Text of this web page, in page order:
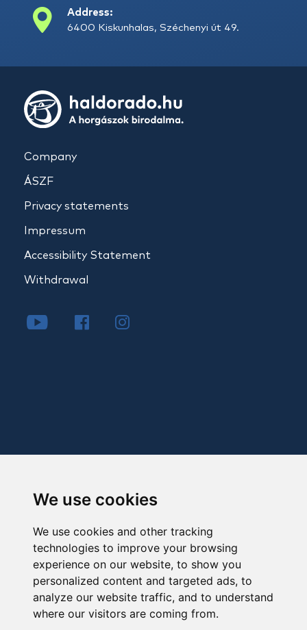
We use cookies
We use cookies and other tracking
technologies to improve your browsing
experience on our website, to show you
personalized content and targeted ads, to
analyze our website traffic, and to understand
where our visitors are coming from.
Address:
6400 Kiskunhalas, Széchenyi út 49.
Company
ÁSZF
Privacy statements
Impressum
Accessibility Statement
Withdrawal